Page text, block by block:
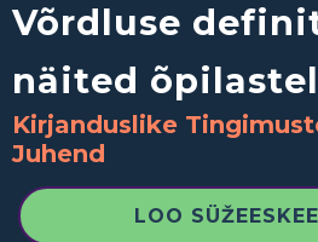
Võrdluse
näited
Kirjanduslike
Juhend
LOO